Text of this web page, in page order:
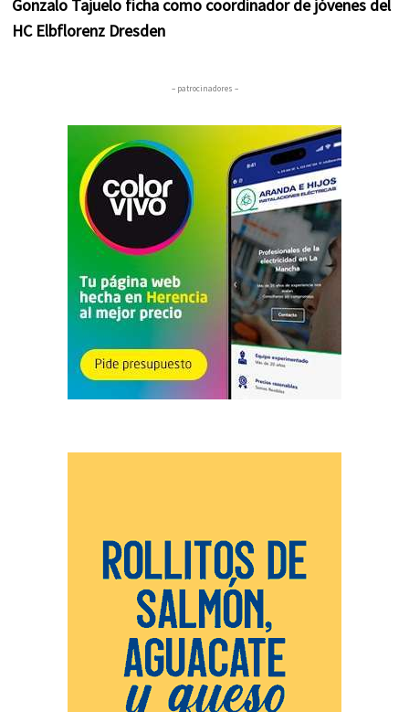
Gonzalo Tajuelo ficha como coordinador de jóvenes del
HC Elbflorenz Dresden
– patrocinadores –